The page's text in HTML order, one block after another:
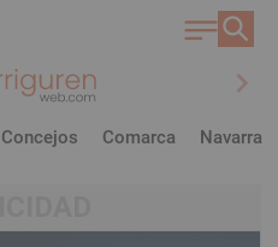
chevron_right
Concejos Comarca Navarra